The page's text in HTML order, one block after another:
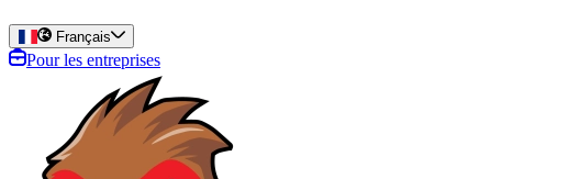
Français
Pour les entreprises